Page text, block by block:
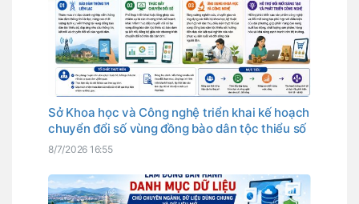
Sở Khoa học và Công nghệ triển khai kế hoạch
chuyển đổi số vùng đồng bào dân tộc thiểu số
8/7/2026 16:55